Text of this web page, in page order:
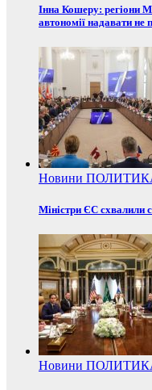
Інна Кошеру: регіони
автономії надавати не
Новини
Міністри ЄС схвалили
Новини